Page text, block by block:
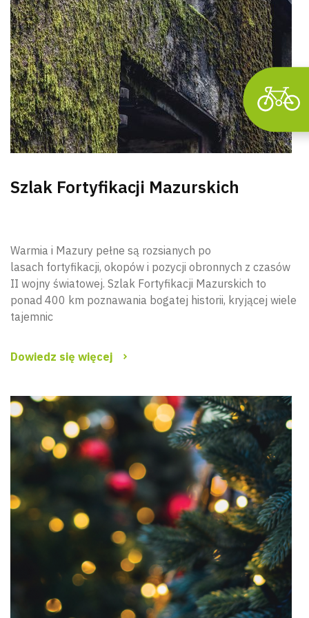
Szlak Fortyfikacji Mazurskich
Warmia i Mazury pełne są rozsianych po
lasach fortyfikacji, okopów i pozycji obronnych z czasów
II wojny światowej. Szlak Fortyfikacji Mazurskich to
ponad 400 km poznawania bogatej historii, kryjącej wiele
tajemnic
Dowiedz się więcej